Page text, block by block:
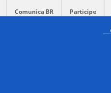
Comunica BR Participe